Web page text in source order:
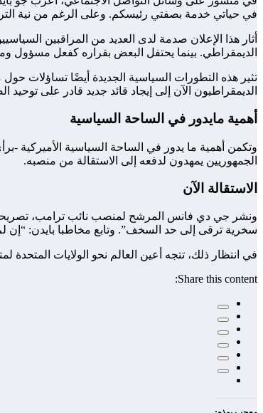
في حياتي خدمة بصفتي رئيسكم. وعلى الرغم من نية
أثار هذا الإعلان صدمة لدى العديد من المراقبين
الديمقراطي. بينما يحتفل البعض بقراره كفعل مسؤول
تثير هذه التطورات السياسية الجديدة أيضًا تساؤلات
الديمقراطيون الآن إلى إيجاد قائد جديد قادر على
أهمية مايدور في الساحة السياسية
وتكمن أهمية ما يدور في الساحة السياسية الأميركية -
الجمهوريين يمهدون لدفعه إلى الاستقالة من منصبه.
الاستقالة الآن
ونشر جي دي فانس المرشح لمنصب نائب ترامب، تصريحا،
سخرية ترقى إلى حد السخف”. وتابع مخاطبا بايدن: “إن
في انتظار ذلك، تتجه أعين العالم نحو الولايات المتحدة
Share this content: